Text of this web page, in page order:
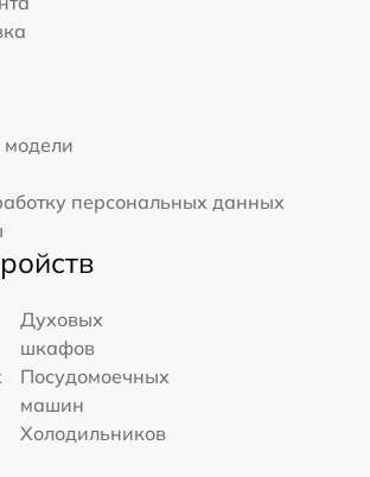
персональных данных
Духовых
шкафов
Посудомоечных
машин
Холодильников